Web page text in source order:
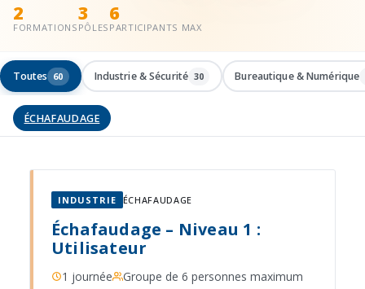
2
FORMATIONS
3
PÔLES
6
PARTICIPANTS MAX
Toutes 60 Industrie & Sécurité 30 Bureautique & Numérique
ÉCHAFAUDAGE
INDUSTRIE ÉCHAFAUDAGE
Échafaudage – Niveau 1 :
Utilisateur
1 journée Groupe de 6 personnes maximum